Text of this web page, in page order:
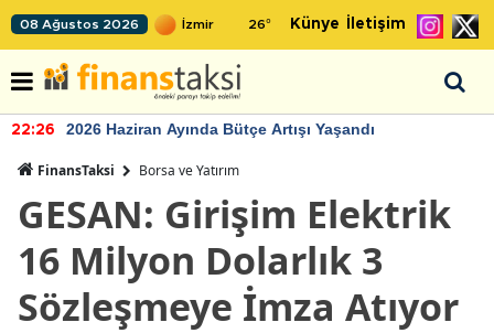
08 Ağustos 2026 26° Künye İletişim
22:26 2026 Haziran Ayında Bütçe Artışı Yaşandı
FinansTaksi Borsa ve Yatırım
GESAN: Girişim Elektrik
16 Milyon Dolarlık 3
Sözleşmeye İmza Atıyor